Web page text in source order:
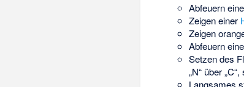
Abfeuern
Zeigen einer
Zeigen
Abfeuern
Setzen des
„N“ über „C“,
Langsames